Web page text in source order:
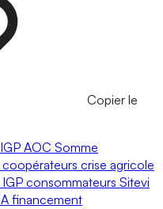
Copier le
IGP AOC Somme
crise agricole
consommateurs Sitevi
financement